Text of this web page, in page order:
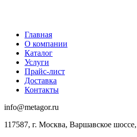
Главная
О компании
Каталог
Услуги
Прайс-лист
Доставка
Контакты
info@metagor.ru
117587, г. Москва, Варшавское